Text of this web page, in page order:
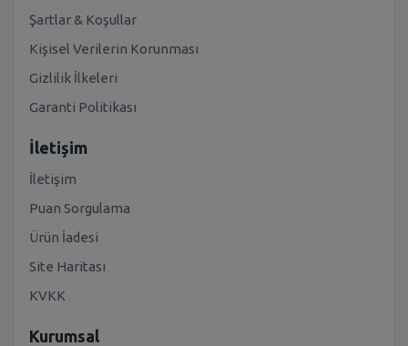
Şartlar & Koşullar
Kişisel Verilerin Korunması
Gizlilik İlkeleri
Garanti Politikası
İletişim
İletişim
Puan Sorgulama
Ürün İadesi
Site Haritası
KVKK
Kurumsal